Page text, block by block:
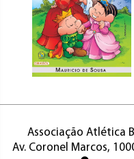
Associação Atlética
Av. Coronel Marcos,